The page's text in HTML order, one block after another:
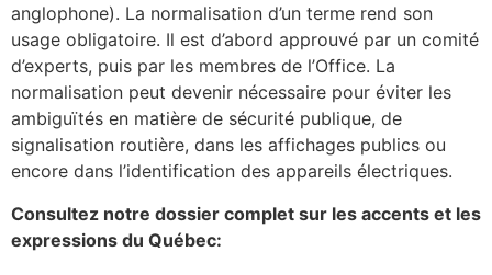
anglophone). La normalisation d’un terme rend son
usage obligatoire. Il est d’abord approuvé par un comité
d’experts, puis par les membres de l’Office. La
normalisation peut devenir nécessaire pour éviter les
ambiguïtés en matière de sécurité publique, de
signalisation routière, dans les affichages publics ou
encore dans l’identification des appareils électriques.
Consultez notre dossier complet sur les accents et les
expressions du Québec: